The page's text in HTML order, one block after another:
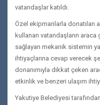
vatandaşlar katıldı.
Özel ekipmanlarla donatılan
kullanan vatandaşların araca
sağlayan mekanik sistemin
ihtiyaçlarına cevap verecek
donanımıyla dikkat çeken
etkinlik ve benzeri ulaşım
Yakutiye Belediyesi